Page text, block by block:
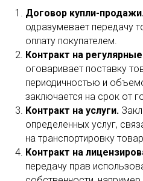
Договор купли-
одразумевает передачу
оплату покупателем.
Контракт на
оговаривает поставку
периодичностью и
заключается на срок от
Контракт на услуги.
определенных услуг,
на транспортировку
Контракт на
передачу прав